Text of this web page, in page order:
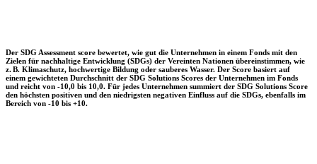
Der SDG Assessment score bewertet, wie gut die Unternehmen in einem Fonds mit den
Zielen für nachhaltige Entwicklung (SDGs) der Vereinten Nationen übereinstimmen, wie
z. B. Klimaschutz, hochwertige Bildung oder sauberes Wasser. Der Score basiert auf
einem gewichteten Durchschnitt der SDG Solutions Scores der Unternehmen im Fonds
und reicht von -10,0 bis 10,0. Für jedes Unternehmen summiert der SDG Solutions Score
den höchsten positiven und den niedrigsten negativen Einfluss auf die SDGs, ebenfalls im
Bereich von -10 bis +10.